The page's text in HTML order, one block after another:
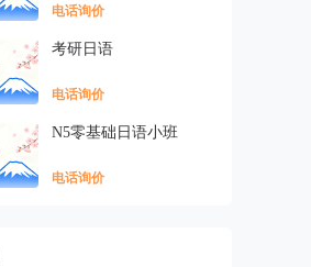
电话询价
考研日语
电话询价
N5零基础日语小班
电话询价